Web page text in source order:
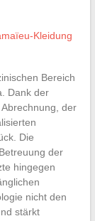
Kleidung
Bereich
Dank der
der
Die
der
hingegen
nicht den
stärkt